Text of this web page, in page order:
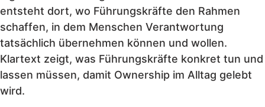
entsteht dort, wo Führungskräfte den Rahmen
schaffen, in dem Menschen Verantwortung
tatsächlich übernehmen können und wollen.
Klartext zeigt, was Führungskräfte konkret tun und
lassen müssen, damit Ownership im Alltag gelebt
wird.